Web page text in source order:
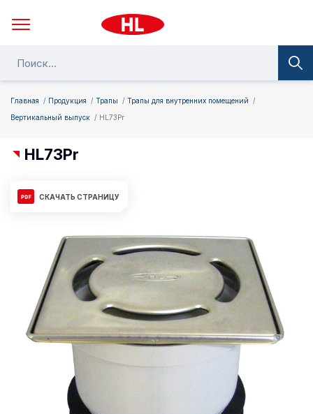
Главная Продукция Трапы
Трапы для внутренних помещений
Вертикальный выпуск
HL73Pr
HL73Pr
СКАЧАТЬ СТРАНИЦУ